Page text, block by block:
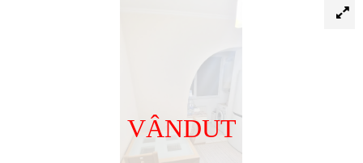
VÂNDUT